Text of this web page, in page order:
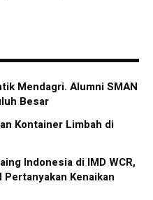
Mendagri. Alumni SMAN
Besar
Kontainer Limbah di
Indonesia di IMD WCR,
Kenaikan